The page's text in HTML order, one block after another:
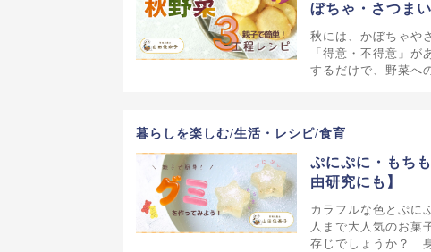
ぼちゃ・さつま
秋には、かぼちゃや
「得意・不得意」
するだけで、野菜へ
暮らしを楽しむ/生活・レシピ/食育
ぷにぷに・もち
由研究にも】
カラフルな色とぷに
人まで大人気のお菓
存じでしょうか？